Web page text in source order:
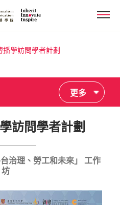
播學訪問學者計劃
更多
訪問學者計劃
治理、勞工和未來」 工作
坊